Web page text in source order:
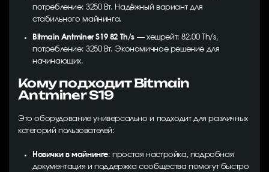
потребление: 3250 Вт. Надёжный вариант для
стабильного майнинга.
Bitmain Antminer S19 82 Th/s — хешрейт: 82.00 Th/s,
потребление: 3250 Вт. Экономичное решение для
начинающих.
Кому подходит Bitmain
Antminer S19
Это оборудование универсально и подходит для различных
категорий пользователей:
Новички в майнинге: простая настройка, подробная
документация и поддержка сообщества помогут быстро